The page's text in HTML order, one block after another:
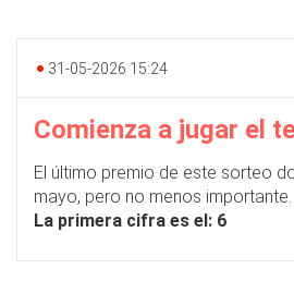
31-05-2026 15:24
Comienza a jugar el
El último premio de este sorteo
mayo, pero no menos importante.
La primera cifra es el: 6